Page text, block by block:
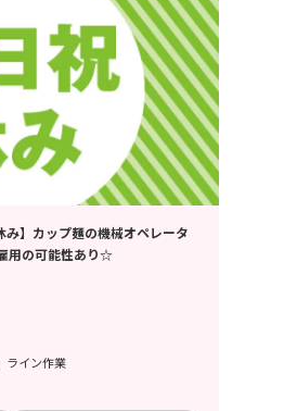
み】カップ麺の機械オペレータ
用の可能性あり☆
ライン作業